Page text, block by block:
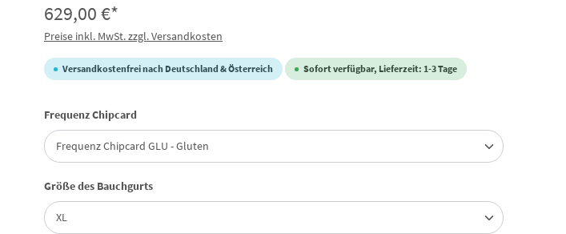
629,00 €*
Preise inkl. MwSt. zzgl. Versandkosten
Versandkostenfrei nach Deutschland & Österreich Sofort verfügbar, Lieferzeit: 1-3 Tage
Frequenz Chipcard
Größe des Bauchgurtsauswählen